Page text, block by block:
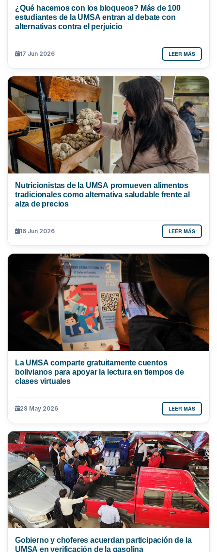
¿Qué hacemos con los bloqueos? Más de 100
estudiantes de la UMSA entran al debate con
alternativas contra el perjuicio
17 Jun 2026 LEER MÁS
Nutricionistas de la UMSA promueven alimentos
tradicionales como alternativa saludable frente al
alza de precios
16 Jun 2026 LEER MÁS
La UMSA comparte gratuitamente cuentos
bolivianos para apoyar la lectura en tiempos de
clases virtuales
28 May 2026 LEER MÁS
Gobierno y choferes acuerdan participación de la
UMSA en verificación de la gasolina